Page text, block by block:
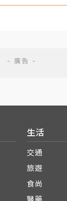
生活
交通
旅遊
食尚